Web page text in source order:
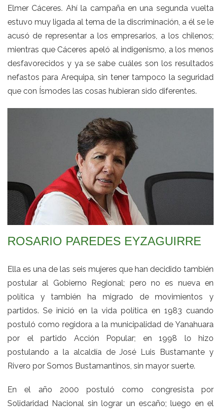
Elmer Cáceres. Ahí la campaña en una segunda vuelta
estuvo muy ligada al tema de la discriminación, a él se le
acusó de representar a los empresarios, a los chilenos;
mientras que Cáceres apeló al indigenismo, a los menos
desfavorecidos y ya se sabe cuáles son los resultados
nefastos para Arequipa, sin tener tampoco la seguridad
que con Ísmodes las cosas hubieran sido diferentes.
ROSARIO PAREDES EYZAGUIRRE
Ella es una de las seis mujeres que han decidido también
postular al Gobierno Regional; pero no es nueva en
política y también ha migrado de movimientos y
partidos. Se inició en la vida política en 1983 cuando
postuló como regidora a la municipalidad de Yanahuara
por el partido Acción Popular; en 1998 lo hizo
postulando a la alcaldía de José Luis Bustamante y
Rivero por Somos Bustamantinos, sin mayor suerte.
En el año 2000 postuló como congresista por
Solidaridad Nacional sin lograr un escaño; luego en el